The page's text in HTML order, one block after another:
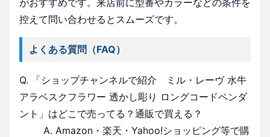
控えて問い合わせるとスムーズです。
よくある質問（FAQ）
Q. 「ショップチャンネルで紹介 ミル・レーヴ 水牛
アラベスクフラワー 透かし彫り ロングコードペンダ
ント」はどこで売ってる？通販で買える？
A. Amazon・楽天・Yahoo!ショッピング等で購